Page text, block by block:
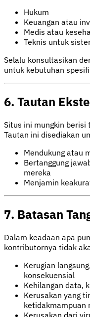
Hukum
Keuangan atau
Medis atau
Teknis untuk
Selalu konsultasikan
untuk kebutuhan
6. Tautan
Situs ini mungkin
Tautan ini disediakan
Mendukung atau
Bertanggung
mereka
Menjamin
7. Batasan
Dalam keadaan apa
kontributornya tidak
Kerugian
konsekuensial
Kehilangan data,
Kerusakan yang
ketidakmampuan
Kerusakan dari